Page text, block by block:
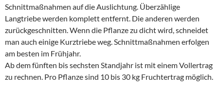
Schnittmaßnahmen auf die Auslichtung. Überzählige
Langtriebe werden komplett entfernt. Die anderen werden
zurückgeschnitten. Wenn die Pflanze zu dicht wird, schneidet
man auch einige Kurztriebe weg. Schnittmaßnahmen erfolgen
am besten im Frühjahr.
Ab dem fünften bis sechsten Standjahr ist mit einem Vollertrag
zu rechnen. Pro Pflanze sind 10 bis 30 kg Fruchtertrag möglich.